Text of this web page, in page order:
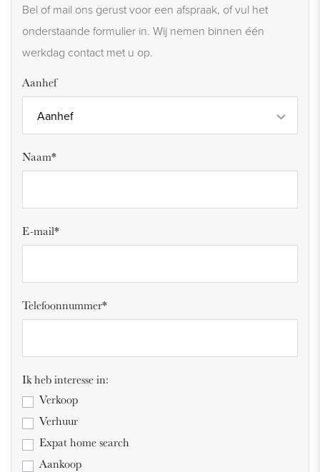
Bel of mail ons gerust voor een afspraak, of vul het
onderstaande formulier in. Wij nemen binnen één
werkdag contact met u op.
Aanhef
Aanhef
Naam*
E-mail*
Telefoonnummer*
Ik heb interesse in:
Verkoop
Verhuur
Expat home search
Aankoop